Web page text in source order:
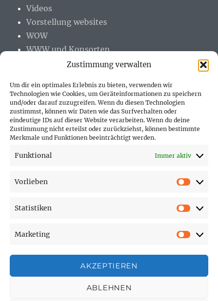
Zustimmung verwalten
Um dir ein optimales Erlebnis zu bieten, verwenden wir
Technologien wie Cookies, um Geräteinformationen zu speichern
und/oder darauf zuzugreifen. Wenn du diesen Technologien
zustimmst, können wir Daten wie das Surfverhalten oder
eindeutige IDs auf dieser Website verarbeiten. Wenn du deine
Zustimmung nicht erteilst oder zurückziehst, können bestimmte
Merkmale und Funktionen beeinträchtigt werden.
Funktional Immer aktiv
Vorlieben
Statistiken
Marketing
AKZEPTIEREN
ABLEHNEN
Videos
Vorstellung websites
WOW
WWW und Konsorten
PARTNER (LINKS)
Hofer Technik GmbH
Hofer Techniks Shop
Sonne und Erde
SEITEN
Affiliate Disclosure
Datenschutzerklärung
Impressum